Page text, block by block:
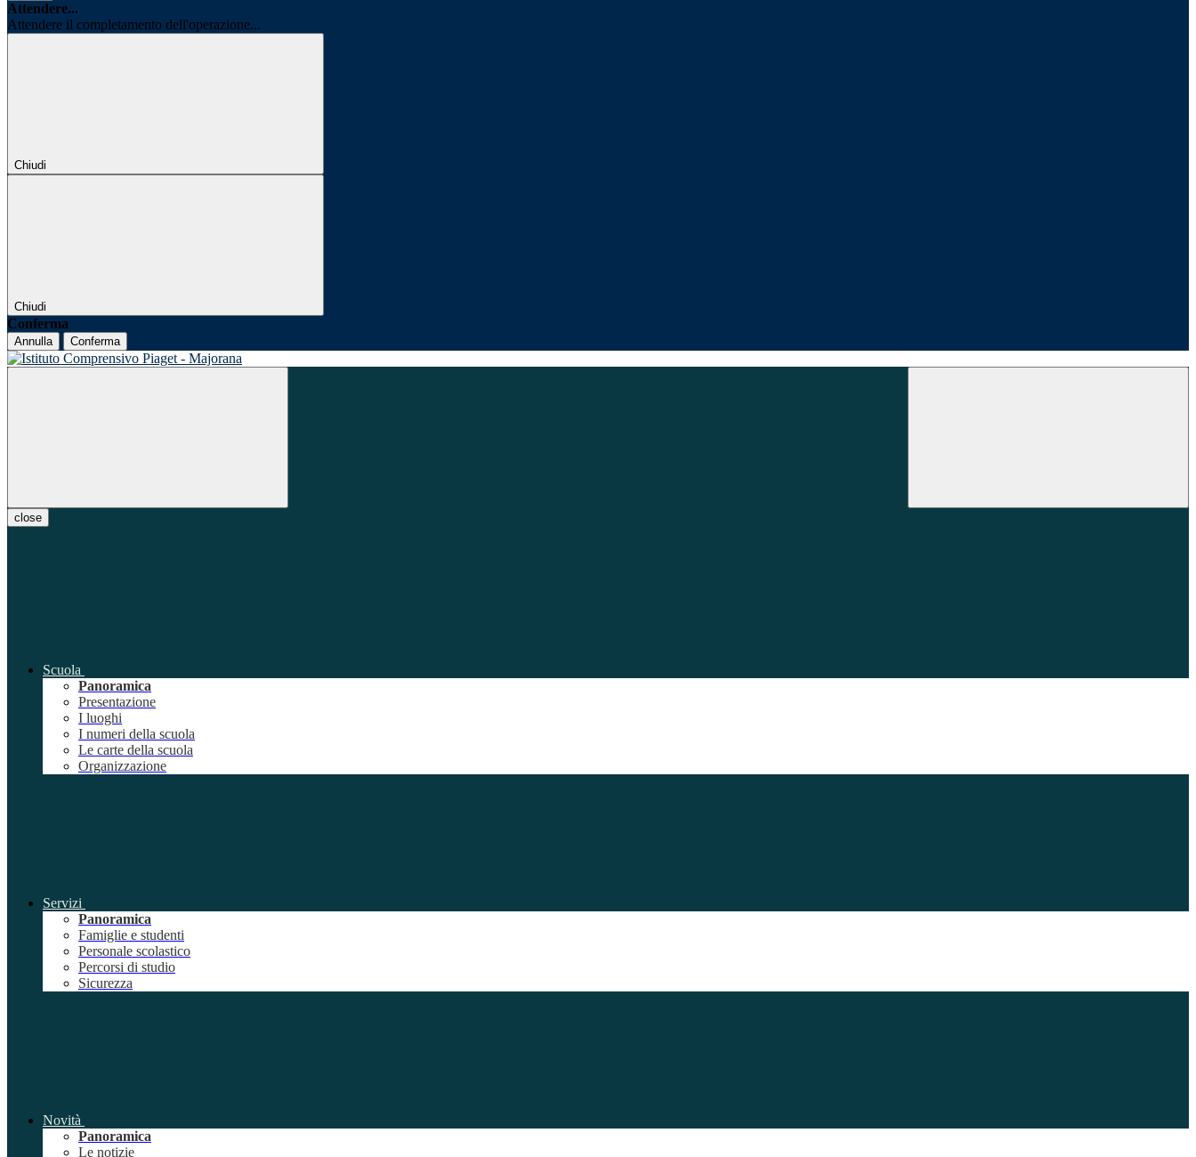
Attendere...
Attendere il completamento dell'operazione...
Chiudi
Chiudi
Conferma
Annulla Conferma
close
Scuola
Panoramica
Presentazione
I luoghi
I numeri della scuola
Le carte della scuola
Organizzazione
Servizi
Panoramica
Famiglie e studenti
Personale scolastico
Percorsi di studio
Sicurezza
Novità
Panoramica
Le notizie